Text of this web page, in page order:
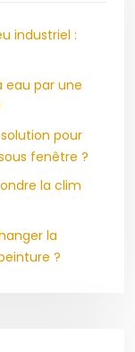
industriel :
par une
pour
fenêtre ?
la clim
la
?